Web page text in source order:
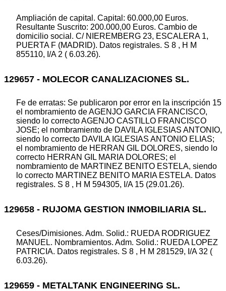
Ampliación de capital. Capital: 60.000,00 Euros.
Resultante Suscrito: 200.000,00 Euros. Cambio de
domicilio social. C/ NIEREMBERG 23, ESCALERA 1,
PUERTA F (MADRID). Datos registrales. S 8 , H M
855110, I/A 2 ( 6.03.26).
129657 - MOLECOR CANALIZACIONES SL.
Fe de erratas: Se publicaron por error en la inscripción 15
el nombramiento de AGENJO GARCIA FRANCISCO,
siendo lo correcto AGENJO CASTILLO FRANCISCO
JOSE; el nombramiento de DAVILA IGLESIAS ANTONIO,
siendo lo correcto DAVILA IGLESIAS ANTONIO ELIAS;
el nombramiento de HERRAN GIL DOLORES, siendo lo
correcto HERRAN GIL MARIA DOLORES; el
nombramiento de MARTINEZ BENITO ESTELA, siendo
lo correcto MARTINEZ BENITO MARIA ESTELA. Datos
registrales. S 8 , H M 594305, I/A 15 (29.01.26).
129658 - RUJOMA GESTION INMOBILIARIA SL.
Ceses/Dimisiones. Adm. Solid.: RUEDA RODRIGUEZ
MANUEL. Nombramientos. Adm. Solid.: RUEDA LOPEZ
PATRICIA. Datos registrales. S 8 , H M 281529, I/A 32 (
6.03.26).
129659 - METALTANK ENGINEERING SL.